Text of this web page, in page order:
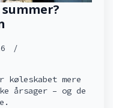
køleskabet mere
årsager – og de